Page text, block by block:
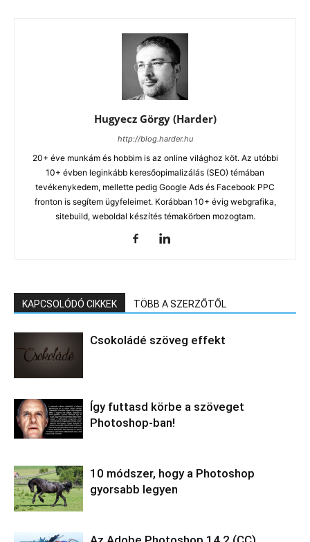
Hugyecz Görgy (Harder)
http://blog.harder.hu
20+ éve munkám és hobbim is az online világhoz köt. Az utóbbi
10+ évben leginkább keresőopimalizálás (SEO) témában
tevékenykedem, mellette pedig Google Ads és Facebook PPC
fronton is segítem ügyfeleimet. Korábban 10+ évig webgrafika,
sitebuild, weboldal készítés témakörben mozogtam.
KAPCSOLÓDÓ CIKKEK TÖBB A SZERZŐTŐL
Csokoládé szöveg effekt
Így futtasd körbe a szöveget
Photoshop-ban!
10 módszer, hogy a Photoshop
gyorsabb legyen